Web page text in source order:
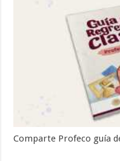
Comparte Profeco guía